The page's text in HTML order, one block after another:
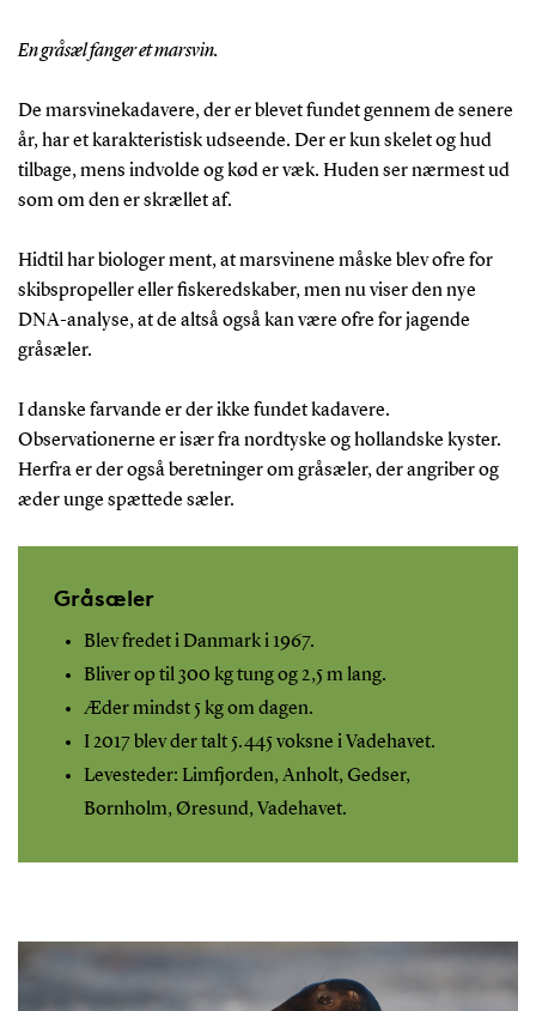
En gråsæl fanger et marsvin.
De marsvinekadavere, der er blevet fundet gennem de senere
år, har et karakteristisk udseende. Der er kun skelet og hud
tilbage, mens indvolde og kød er væk. Huden ser nærmest ud
som om den er skrællet af.
Hidtil har biologer ment, at marsvinene måske blev ofre for
skibspropeller eller fiskeredskaber, men nu viser den nye
DNA-analyse, at de altså også kan være ofre for jagende
gråsæler.
I danske farvande er der ikke fundet kadavere.
Observationerne er især fra nordtyske og hollandske kyster.
Herfra er der også beretninger om gråsæler, der angriber og
æder unge spættede sæler.
Gråsæler
Blev fredet i Danmark i 1967.
Bliver op til 300 kg tung og 2,5 m lang.
Æder mindst 5 kg om dagen.
I 2017 blev der talt 5.445 voksne i Vadehavet.
Levesteder: Limfjorden, Anholt, Gedser,
Bornholm, Øresund, Vadehavet.